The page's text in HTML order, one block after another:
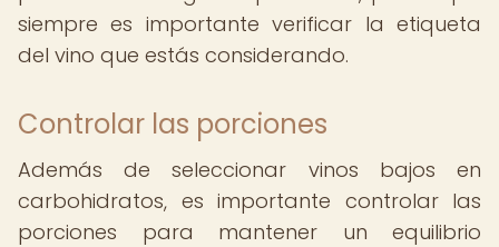
siempre es importante verificar la etiqueta
del vino que estás considerando.
Controlar las porciones
Además de seleccionar vinos bajos en
carbohidratos, es importante controlar las
porciones para mantener un equilibrio